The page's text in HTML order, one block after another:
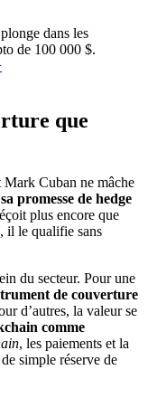
dans les
de 100 000 $.
que
Mark Cuban ne mâche
sa promesse de hedge
plus encore que
il le qualifie sans
du secteur. Pour une
de couverture
d’autres, la valeur se
comme
, les paiements et la
simple réserve de